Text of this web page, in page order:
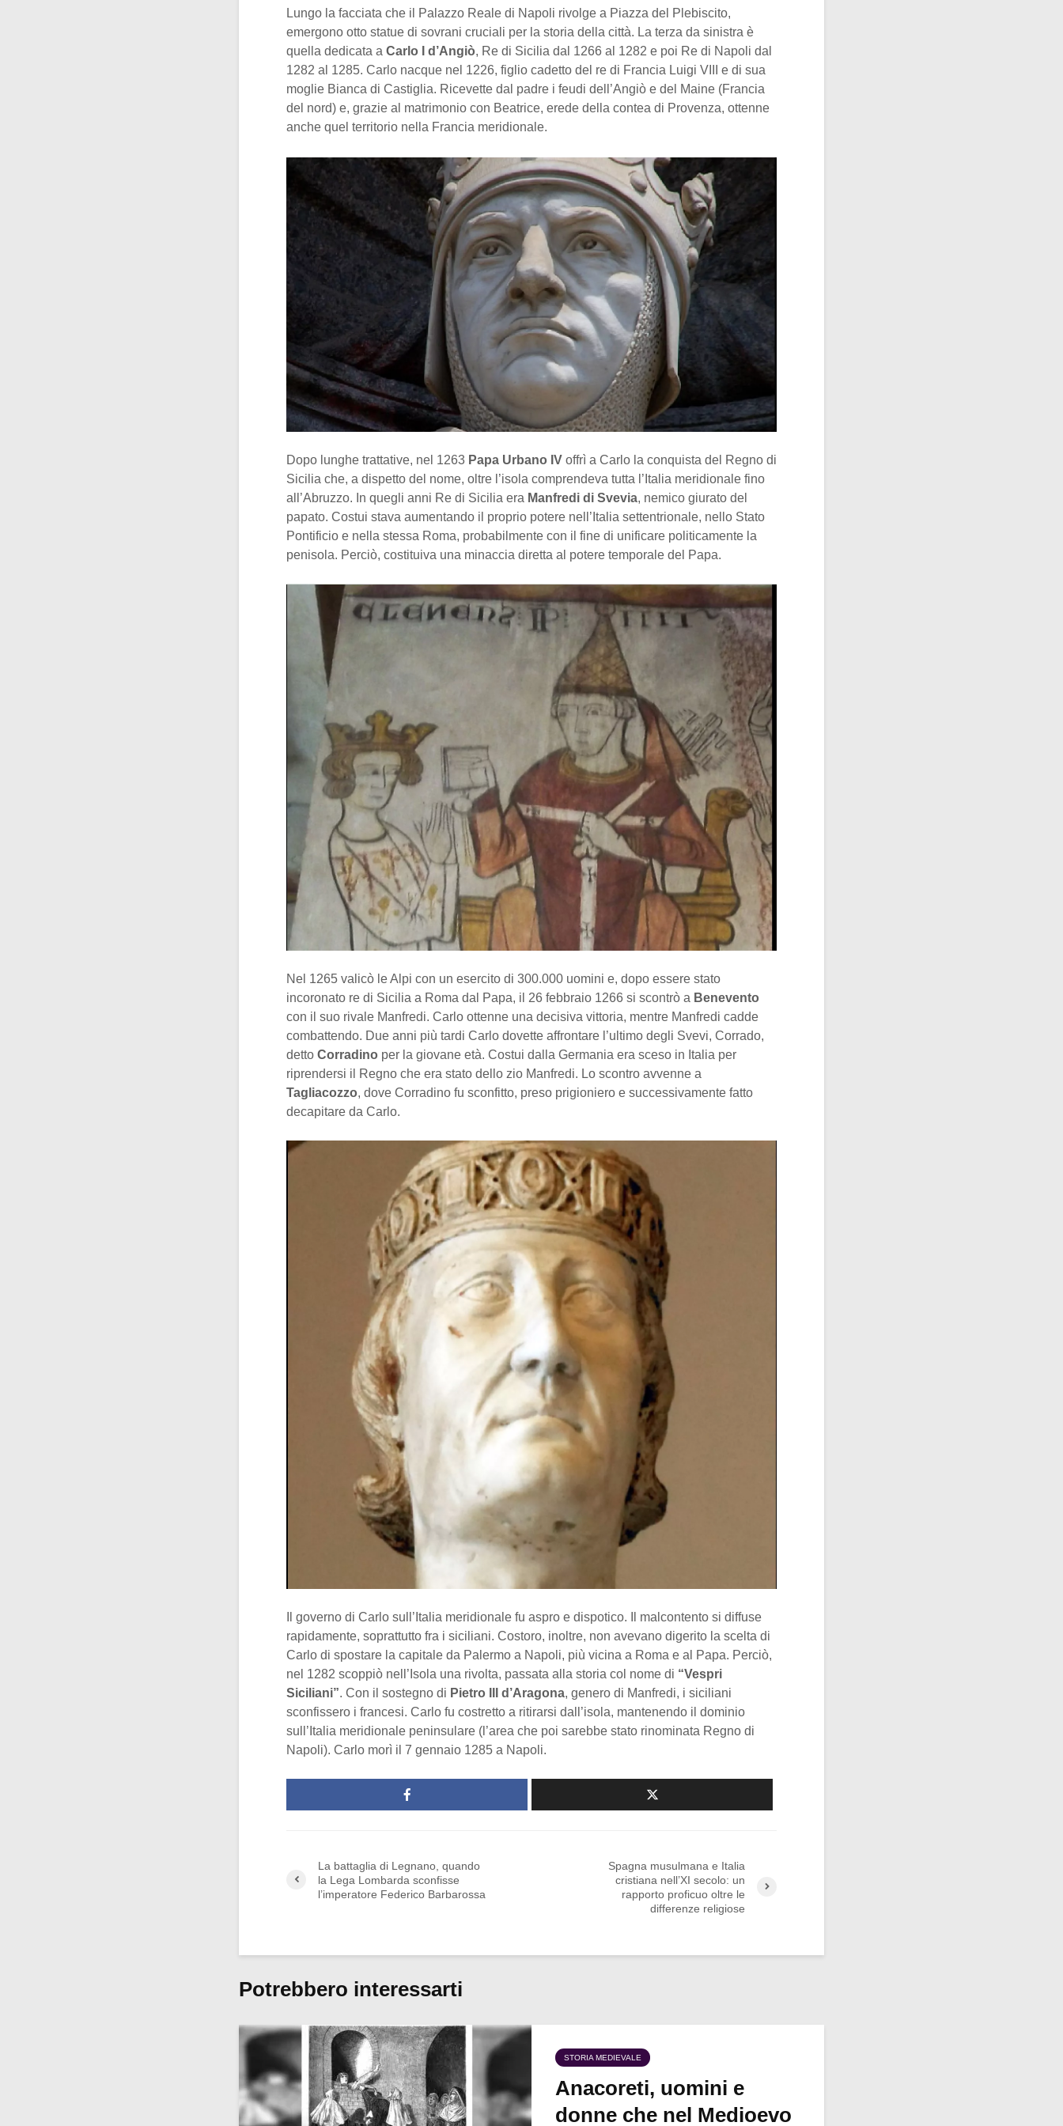
Lungo la facciata che il Palazzo Reale di Napoli rivolge a Piazza del Plebiscito,
emergono otto statue di sovrani cruciali per la storia della città. La terza da sinistra è
quella dedicata a Carlo I d’Angiò, Re di Sicilia dal 1266 al 1282 e poi Re di Napoli dal
1282 al 1285. Carlo nacque nel 1226, figlio cadetto del re di Francia Luigi VIII e di sua
moglie Bianca di Castiglia. Ricevette dal padre i feudi dell’Angiò e del Maine (Francia
del nord) e, grazie al matrimonio con Beatrice, erede della contea di Provenza, ottenne
anche quel territorio nella Francia meridionale.
Dopo lunghe trattative, nel 1263 Papa Urbano IV offrì a Carlo la conquista del Regno di
Sicilia che, a dispetto del nome, oltre l’isola comprendeva tutta l’Italia meridionale fino
all’Abruzzo. In quegli anni Re di Sicilia era Manfredi di Svevia, nemico giurato del
papato. Costui stava aumentando il proprio potere nell’Italia settentrionale, nello Stato
Pontificio e nella stessa Roma, probabilmente con il fine di unificare politicamente la
penisola. Perciò, costituiva una minaccia diretta al potere temporale del Papa.
Nel 1265 valicò le Alpi con un esercito di 300.000 uomini e, dopo essere stato
incoronato re di Sicilia a Roma dal Papa, il 26 febbraio 1266 si scontrò a Benevento
con il suo rivale Manfredi. Carlo ottenne una decisiva vittoria, mentre Manfredi cadde
combattendo. Due anni più tardi Carlo dovette affrontare l’ultimo degli Svevi, Corrado,
detto Corradino per la giovane età. Costui dalla Germania era sceso in Italia per
riprendersi il Regno che era stato dello zio Manfredi. Lo scontro avvenne a
Tagliacozzo, dove Corradino fu sconfitto, preso prigioniero e successivamente fatto
decapitare da Carlo.
Il governo di Carlo sull’Italia meridionale fu aspro e dispotico. Il malcontento si diffuse
rapidamente, soprattutto fra i siciliani. Costoro, inoltre, non avevano digerito la scelta di
Carlo di spostare la capitale da Palermo a Napoli, più vicina a Roma e al Papa. Perciò,
nel 1282 scoppiò nell’Isola una rivolta, passata alla storia col nome di “Vespri
Siciliani”. Con il sostegno di Pietro III d’Aragona, genero di Manfredi, i siciliani
sconfissero i francesi. Carlo fu costretto a ritirarsi dall’isola, mantenendo il dominio
sull’Italia meridionale peninsulare (l’area che poi sarebbe stato rinominata Regno di
Napoli). Carlo morì il 7 gennaio 1285 a Napoli.
La battaglia di Legnano, quando
la Lega Lombarda sconfisse
l’imperatore Federico Barbarossa
Spagna musulmana e Italia
cristiana nell’XI secolo: un
rapporto proficuo oltre le
differenze religiose
Potrebbero interessarti
STORIA MEDIEVALE
Anacoreti, uomini e
donne che nel Medioevo